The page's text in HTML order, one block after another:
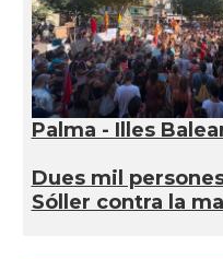
Palma - Illes
Dues mil
Sóller contra la